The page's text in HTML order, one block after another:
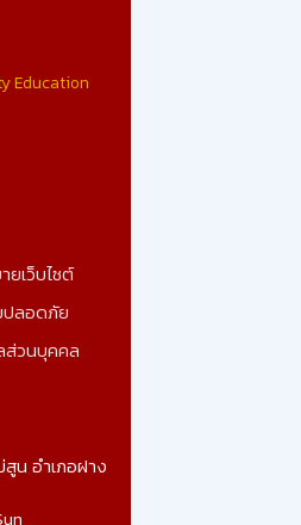
สถานศึกษารางวัลพระราชทาน ระดับ
ดใหญ่ ประจำปีการศึกษา 2567 อันทรง
ต่อไป ดูรูปภาพเพิ่มเติม -
Education
ยเว็บไซต์
ปลอดภัย
ส่วนบุคคล
น อำเภอฝาง